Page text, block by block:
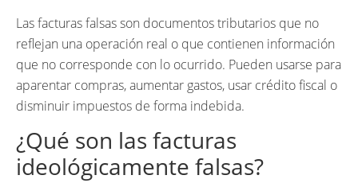
Las facturas falsas son documentos tributarios que no
reflejan una operación real o que contienen información
que no corresponde con lo ocurrido. Pueden usarse para
aparentar compras, aumentar gastos, usar crédito fiscal o
disminuir impuestos de forma indebida.
¿Qué son las facturas
ideológicamente falsas?